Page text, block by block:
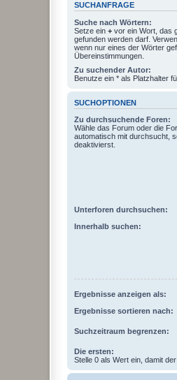
SUCHANFRAGE
Suche nach Wörtern:
Setze ein + vor ein Wort, das
gefunden werden darf.
wenn nur eines der Wörter
Übereinstimmungen.
Zu suchender Autor:
Benutze ein * als Platzhalter
SUCHOPTIONEN
Zu durchsuchende Foren:
Wähle das Forum oder die
automatisch mit durchsucht,
deaktivierst.
Unterforen durchsuchen:
Innerhalb suchen:
Ergebnisse anzeigen als:
Ergebnisse sortieren nach:
Suchzeitraum begrenzen:
Die ersten:
Stelle 0 als Wert ein, damit